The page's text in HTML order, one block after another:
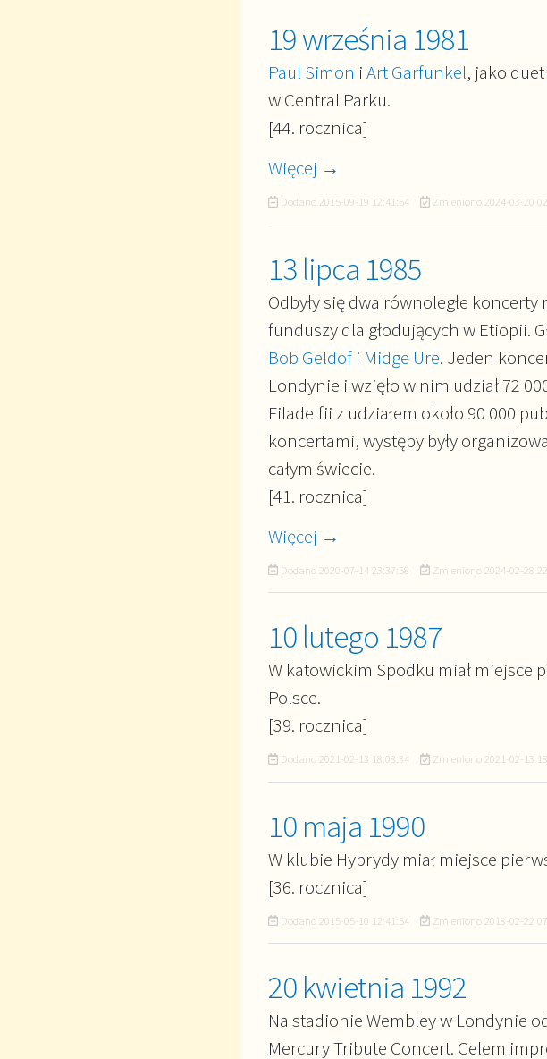
19 września 1981
Paul Simon iArt Garfunkel, jako duet
w Central Parku.
[44. rocznica]
Więcej →
Dodano2015-09-19 12:41:54 Zmieniono2024-03-20
13 lipca 1985
Odbyły się dwa równoległe
funduszy dla głodujących w Etiopii.
Bob Geldof i Midge Ure. Jeden
Londynie i wzięło w nim udział 72
Filadelfii z udziałem około 90 000
koncertami, występy były
całym świecie.
[41. rocznica]
Więcej →
Dodano 2020-07-14 23:37:58 Zmieniono 2024-02-28
10 lutego 1987
W katowickim Spodku miał miejsce
Polsce.
[39. rocznica]
Dodano2021-02-13 18:08:34 Zmieniono2021-02-13
10 maja 1990
W klubie Hybrydy miał miejsce
[36. rocznica]
Dodano 2015-05-10 12:41:54 Zmieniono 2018-02-22
20 kwietnia 1992
Na stadionie Wembley w Londynie
Mercury Tribute Concert. Celem